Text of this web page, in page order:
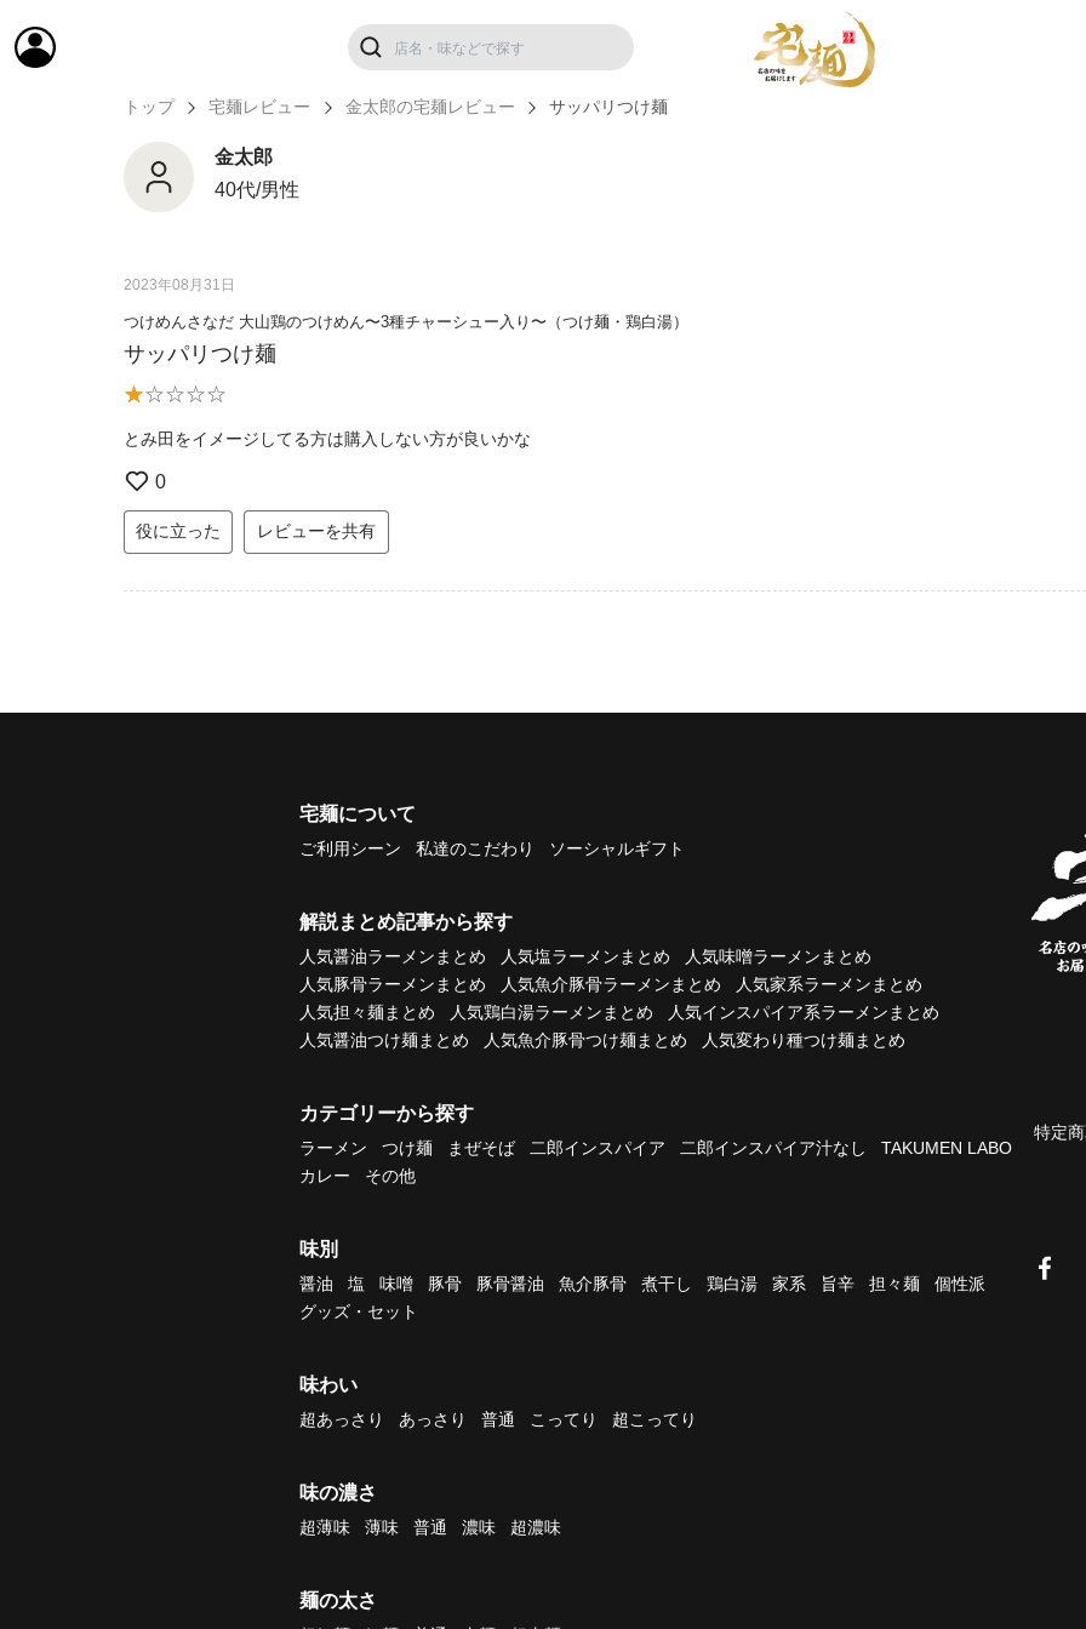
トップ 宅麺レビュー 金太郎の宅麺レビュー サッパリつけ麺
金太郎
40代/男性
2023年08月31日
つけめんさなだ 大山鶏のつけめん〜3種チャーシュー入り〜（つけ麺・鶏白湯）
サッパリつけ麺
とみ田をイメージしてる方は購入しない方が良いかな
0
役に立った レビューを共有
宅麺について
ご利用シーン 私達のこだわり ソーシャルギフト
解説まとめ記事から探す
人気醤油ラーメンまとめ 人気塩ラーメンまとめ
人気味噌ラーメンまとめ
人気豚骨ラーメンまとめ
人気魚介豚骨ラーメンまとめ
人気家系ラーメンまとめ
人気担々麺まとめ
人気鶏白湯ラーメンまとめ
人気インスパイア系ラーメンまとめ
人気醤油つけ麺まとめ
人気魚介豚骨つけ麺まとめ 人気変わり種つけ麺まとめ
カテゴリーから探す
ラーメン つけ麺 まぜそば 二郎インスパイア 二郎インスパイア汁なし
TAKUMEN LABO
カレー
その他
味別
醤油 塩 味噌 豚骨 豚骨醤油 魚介豚骨 煮干し 鶏白湯 家系 旨辛 担々麺
個性派
グッズ・セット
味わい
超あっさり あっさり 普通 こってり 超こってり
味の濃さ
超薄味 薄味 普通 濃味 超濃味
麺の太さ
特定